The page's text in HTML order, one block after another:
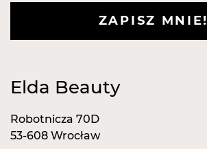
ZAPISZ MNIE!
Elda Beauty
Robotnicza 70D
53-608 Wrocław